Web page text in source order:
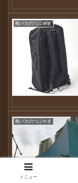
靴バカのつぶやき
靴バカのつぶやき
メニュー